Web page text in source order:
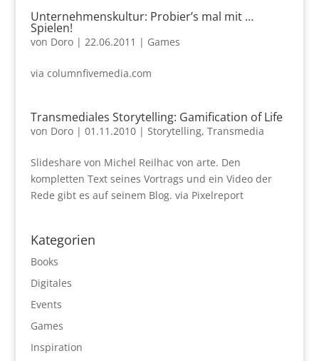
Unternehmenskultur: Probier’s mal mit …
Spielen!
von Doro| 22.06.2011 | Games
via columnfivemedia.com
Transmediales Storytelling: Gamification of Life
von Doro| 01.11.2010| Storytelling, Transmedia
Slideshare von Michel Reilhac von arte. Den
kompletten Text seines Vortrags und ein Video der
Rede gibt es auf seinem Blog. via Pixelreport
Kategorien
Books
Digitales
Events
Games
Inspiration